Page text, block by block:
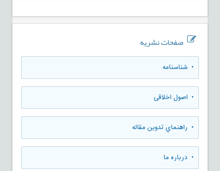
صفحات نشریه
• شناسنامه
• اصول اخلاقی
• راهنماي تدوين مقاله
• درباره ما